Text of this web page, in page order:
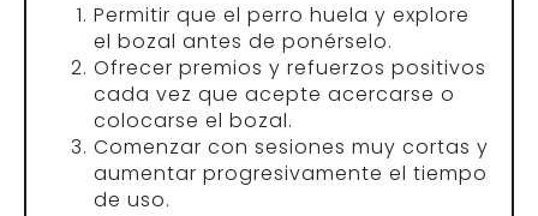
Permitir que el perro huela y explore
el bozal antes de ponérselo.
Ofrecer premios y refuerzos positivos
cada vez que acepte acercarse o
colocarse el bozal.
Comenzar con sesiones muy cortas y
aumentar progresivamente el tiempo
de uso.